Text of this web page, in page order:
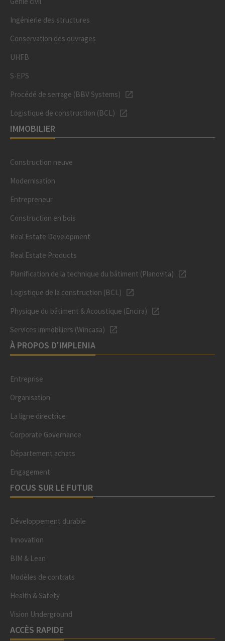
Ingénierie des structures
Conservation des ouvrages
UHFB
S-EPS
Procédé de serrage (BBV Systems)
Logistique de construction (BCL)
IMMOBILIER
Construction neuve
Modernisation
Entrepreneur
Construction en bois
Real Estate Development
Real Estate Products
Planification de la technique du bâtiment (Planovita)
Logistique de la construction (BCL)
Physique du bâtiment & Acoustique (Encira)
Services immobiliers (Wincasa)
À PROPOS D'IMPLENIA
Entreprise
Organisation
La ligne directrice
Corporate Governance
Département achats
Engagement
FOCUS SUR LE FUTUR
Développement durable
Innovation
BIM & Lean
Modèles de contrats
Health & Safety
Vision Underground
ACCÈS RAPIDE